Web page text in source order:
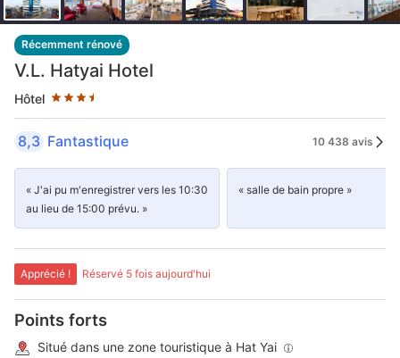
Récemment rénové
V.L. Hatyai Hotel
Hôtel
3.5 étoiles au classement par étoile
8,3 Fantastique 10 438 avis
« J'ai pu m'enregistrer vers les 10:30
au lieu de 15:00 prévu. »
« salle de bain propre »
Apprécié ! Réservé 5 fois aujourd'hui
Points forts
Situé dans une zone touristique à Hat Yai